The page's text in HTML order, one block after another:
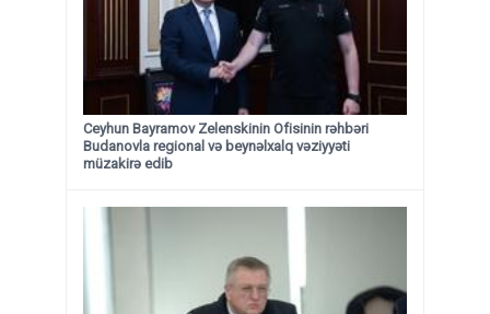
Ceyhun Bayramov Zelenskinin Ofisinin rəhbəri
Budanovla regional və beynəlxalq vəziyyəti
müzakirə edib